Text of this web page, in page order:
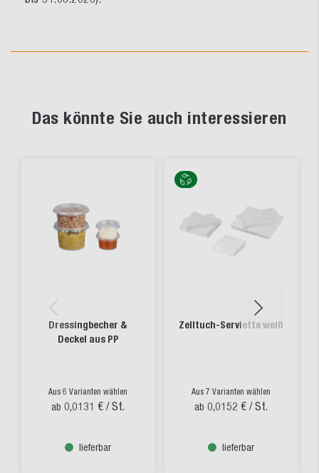
Das könnte Sie auch interessieren
Dressingbecher &
Deckel aus PP
Aus 6 Varianten wählen
ab 0,0131 € / St.
lieferbar
Zelltuch-Serviette weiß
Aus 7 Varianten wählen
ab 0,0152 € / St.
lieferbar